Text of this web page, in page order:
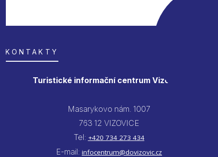
KONTAKTY
Turistické informační centrum Vizovice
Masarykovo nám. 1007
763 12 VIZOVICE
Tel: +420 734 273 434
E-mail: infocentrum@dovizovic.cz